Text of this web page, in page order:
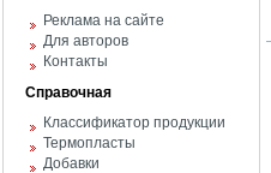
Реклама на сайте
Для авторов
Контакты
Справочная
Классификатор продукции
Термопласты
Добавки